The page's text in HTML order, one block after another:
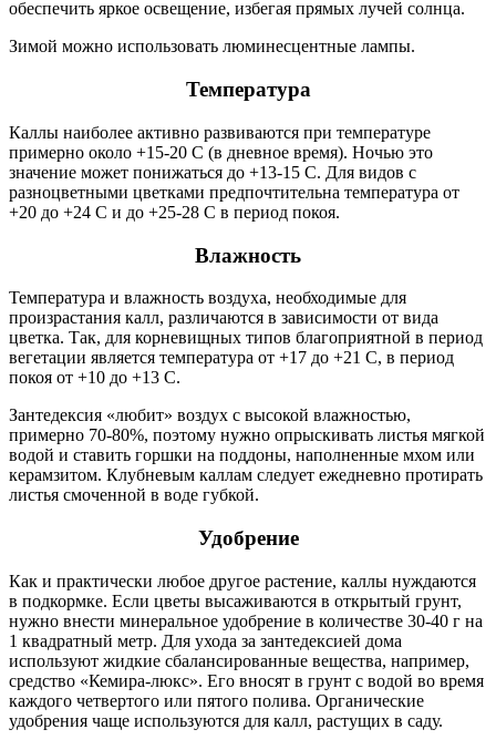
обеспечить яркое освещение, избегая прямых лучей солнца.
Зимой можно использовать люминесцентные лампы.
Температура
Каллы наиболее активно развиваются при температуре
примерно около +15-20 С (в дневное время). Ночью это
значение может понижаться до +13-15 С. Для видов с
разноцветными цветками предпочтительна температура от
+20 до +24 С и до +25-28 С в период покоя.
Влажность
Температура и влажность воздуха, необходимые для
произрастания калл, различаются в зависимости от вида
цветка. Так, для корневищных типов благоприятной в период
вегетации является температура от +17 до +21 С, в период
покоя от +10 до +13 С.
Зантедексия «любит» воздух с высокой влажностью,
примерно 70-80%, поэтому нужно опрыскивать листья мягкой
водой и ставить горшки на поддоны, наполненные мхом или
керамзитом. Клубневым каллам следует ежедневно протирать
листья смоченной в воде губкой.
Удобрение
Как и практически любое другое растение, каллы нуждаются
в подкормке. Если цветы высаживаются в открытый грунт,
нужно внести минеральное удобрение в количестве 30-40 г на
1 квадратный метр. Для ухода за зантедексией дома
используют жидкие сбалансированные вещества, например,
средство «Кемира-люкс». Его вносят в грунт с водой во время
каждого четвертого или пятого полива. Органические
удобрения чаще используются для калл, растущих в саду.